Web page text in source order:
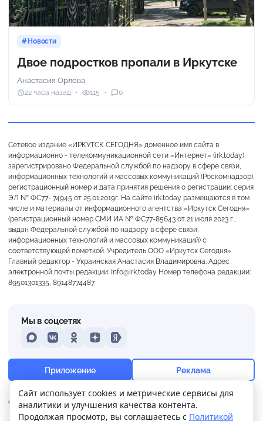
+19° Ощущается как +19
1 м/с 758 мм 91%
Новости
Двое подростков пропали в Иркутске
Анастасия Орлова
22 часа назад 115 0
Сетевое издание «ИРКУТСК СЕГОДНЯ» доменное имя сайта в
информационно - телекоммуникационной сети «Интернет» (irk.today),
зарегистрировано Федеральной службой по надзору в сфере связи,
информационных технологий и массовых коммуникаций (Роскомнадзор),
регистрационный номер и дата принятия решения о регистрации: серия
ЭЛ № ФС77- 74945 от 25.01.2019г. На сайте irk.today размещаются в том
числе и материалы от информационного агентства «Иркутск Сегодня»
(регистрационный номер СМИ ИА № ФС77-85643 от 21 июля 2023 г.,
выдан Федеральной службой по надзору в сфере связи,
информационных технологий и массовых коммуникаций) с
соответствующей пометкой. Учредитель ООО «Иркутск Сегодня».
Главный редактор - Украинская Анастасия Владимировна. Адрес
электронной почты редакции: info@irk.today Номер телефона редакции:
89501301335, 89148774487
О нас Контакты Прислать новость
Политика
Мы в соцсетях
MAXVKontakteOdnoklassniki
DzenYandex
Приложение Реклама
Сайт использует cookies и метрические сервисы для
аналитики и улучшения качества контента.
Продолжая просмотр, вы соглашаетесь с Политикой